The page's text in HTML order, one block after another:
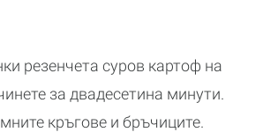
резенчета суров картоф на
за двадесетина минути.
кръгове и бръчиците.